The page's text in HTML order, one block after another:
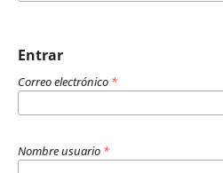
Entrar
Correo electrónico *
Nombre usuario *